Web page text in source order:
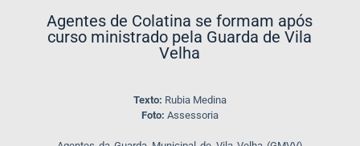
​Agentes de Colatina se formam após
curso ministrado pela Guarda de Vila
Velha
Texto: Rubia Medina
Foto: Assessoria